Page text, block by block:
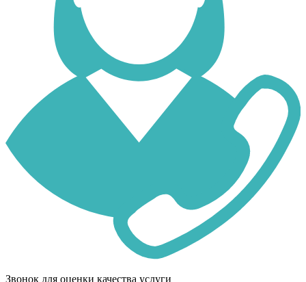
Звонок для оценки качества услуги